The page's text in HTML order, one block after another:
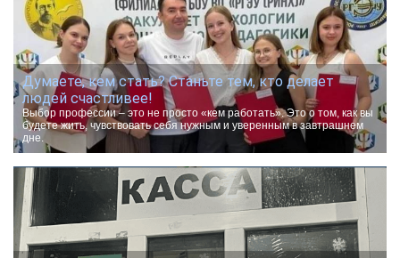
Думаете, кем стать? Станьте тем, кто делает
людей счастливее!
Выбор профессии – это не просто «кем работать». Это о том, как вы
будете жить, чувствовать себя нужным и уверенным в завтрашнем
дне.